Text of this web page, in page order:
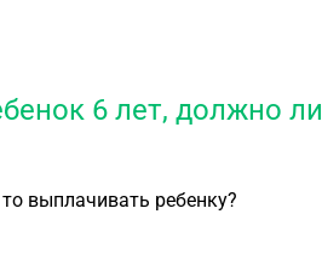
6 лет, должно ли
выплачивать ребенку?